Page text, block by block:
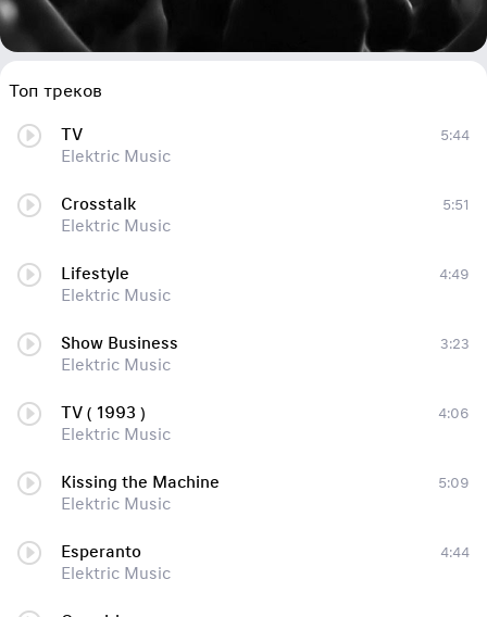
Топ треков
TV
Elektric Music
5:44
Crosstalk
Elektric Music
5:51
Lifestyle
Elektric Music
4:49
Show Business
Elektric Music
3:23
TV ( 1993 )
Elektric Music
4:06
Kissing the Machine
Elektric Music
5:09
Esperanto
Elektric Music
4:44